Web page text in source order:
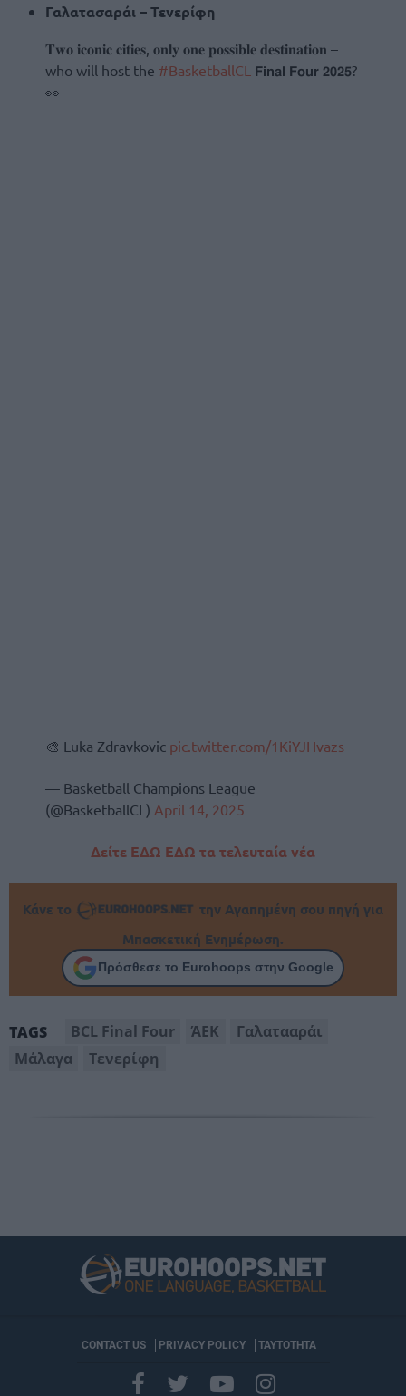
Γαλατασαράι – Τενερίφη
𝐓𝐰𝐨 𝐢𝐜𝐨𝐧𝐢𝐜 𝐜𝐢𝐭𝐢𝐞𝐬, 𝐨𝐧𝐥𝐲 𝐨𝐧𝐞 𝐩𝐨𝐬𝐬𝐢𝐛𝐥𝐞 𝐝𝐞𝐬𝐭𝐢𝐧𝐚𝐭𝐢𝐨𝐧 –
who will host the #BasketballCL 𝗙𝗶𝗻𝗮𝗹 𝗙𝗼𝘂𝗿 𝟮𝟬𝟮𝟱?
👀
🎨 Luka Zdravkovic pic.twitter.com/1KiYJHvazs
— Basketball Champions League
(@BasketballCL) April 14, 2025
Δείτε ΕΔΩ ΕΔΩ τα τελευταία νέα
Κάνε το
την Αγαπημένη σου πηγή για
Μπασκετική Ενημέρωση.
Πρόσθεσε το Eurohoops στην Google
TAGS BCL Final Four ΆΕΚ
Γαλατααράι
Μάλαγα
Τενερίφη
CONTACT US PRIVACY POLICY ΤΑΥΤΟΤΗΤΑ